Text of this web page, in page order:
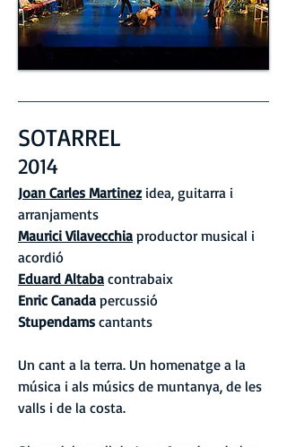
SOTARREL
2014
Joan Carles Martinezidea, guitarra i
arranjaments
Maurici Vilavecchia productor musical i
acordió
Eduard Altaba contrabaix
Enric Canada percussió
Stupendams cantants
Un cant a la terra. Un homenatge a la
música i als músics de muntanya, de les
valls i de la costa.